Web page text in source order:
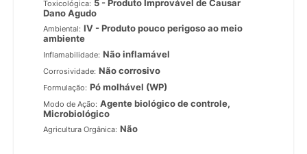
Toxicológica: 5 - Produto Improvável de Causar
Dano Agudo
Ambiental: IV - Produto pouco perigoso ao meio
ambiente
Inflamabilidade: Não inflamável
Corrosividade: Não corrosivo
Formulação: Pó molhável (WP)
Modo de Ação: Agente biológico de controle,
Microbiológico
Agricultura Orgânica: Não